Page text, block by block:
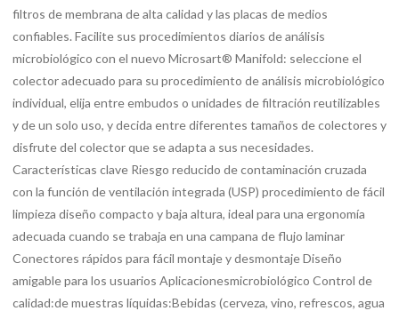
filtros de membrana de alta calidad y las placas de medios
confiables. Facilite sus procedimientos diarios de análisis
microbiológico con el nuevo Microsart® Manifold: seleccione el
colector adecuado para su procedimiento de análisis microbiológico
individual, elija entre embudos o unidades de filtración reutilizables
y de un solo uso, y decida entre diferentes tamaños de colectores y
disfrute del colector que se adapta a sus necesidades.
Características clave Riesgo reducido de contaminación cruzada
con la función de ventilación integrada (USP) procedimiento de fácil
limpieza diseño compacto y baja altura, ideal para una ergonomía
adecuada cuando se trabaja en una campana de flujo laminar
Conectores rápidos para fácil montaje y desmontaje Diseño
amigable para los usuarios Aplicacionesmicrobiológico Control de
calidad:de muestras líquidas:Bebidas (cerveza, vino, refrescos, agua